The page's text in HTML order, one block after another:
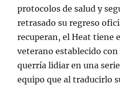
protocolos de salud y
retrasado su regreso
recuperan, el Heat tiene
veterano establecido
querría lidiar en una
equipo que al traducirlo